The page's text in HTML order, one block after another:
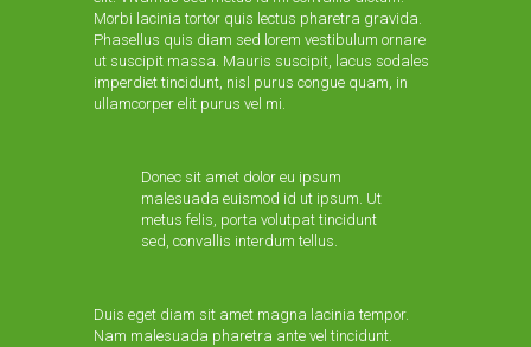
Morbi lacinia tortor quis lectus pharetra gravida.
Phasellus quis diam sed lorem vestibulum ornare
ut suscipit massa. Mauris suscipit, lacus sodales
imperdiet tincidunt, nisl purus congue quam, in
ullamcorper elit purus vel mi.
Donec sit amet dolor eu ipsum
malesuada euismod id ut ipsum. Ut
metus felis, porta volutpat tincidunt
sed, convallis interdum tellus.
Duis eget diam sit amet magna lacinia tempor.
Nam malesuada pharetra ante vel tincidunt.